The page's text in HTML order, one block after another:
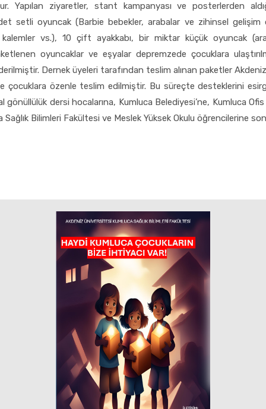
Yapılan ziyaretler, stant kampanyası ve posterlerden
setli oyuncak (Barbie bebekler, arabalar ve zihinsel
vs.), 10 çift ayakkabı, bir miktar küçük oyuncak
oyuncaklar ve eşyalar depremzede çocuklara
Dernek üyeleri tarafından teslim alınan paketler
çocuklara özenle teslim edilmiştir. Bu süreçte desteklerini
gönüllülük dersi hocalarına, Kumluca Belediyesi’ne, Kumluca
Bilimleri Fakültesi ve Meslek Yüksek Okulu öğrencilerine